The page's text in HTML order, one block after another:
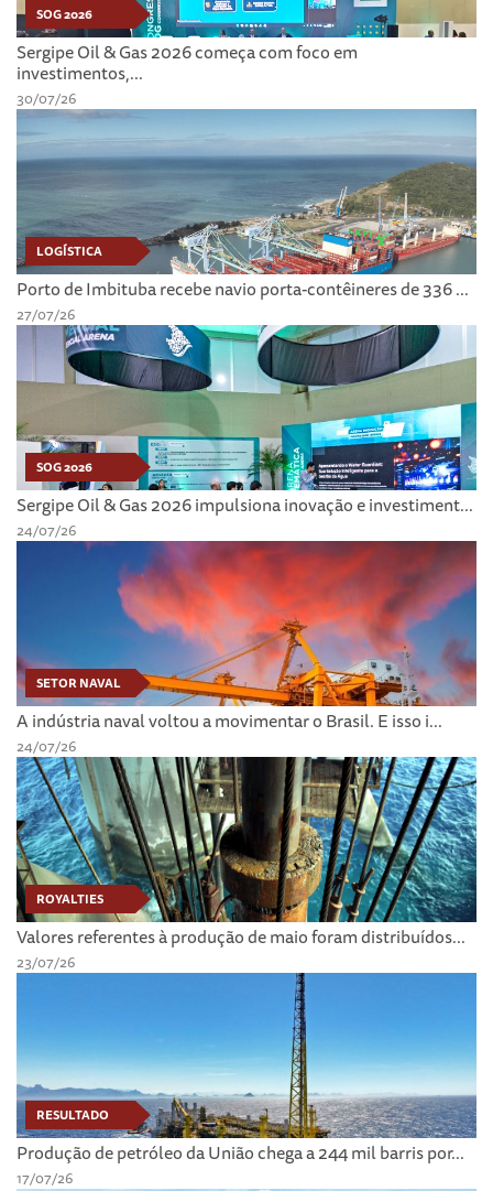
SOG 2026
Sergipe Oil & Gas 2026 começa com foco em
investimentos,...
30/07/26
LOGÍSTICA
Porto de Imbituba recebe navio porta-contêineres de 336 ...
27/07/26
SOG 2026
Sergipe Oil & Gas 2026 impulsiona inovação e investiment...
24/07/26
SETOR NAVAL
A indústria naval voltou a movimentar o Brasil. E isso i...
24/07/26
ROYALTIES
Valores referentes à produção de maio foram distribuídos...
23/07/26
RESULTADO
Produção de petróleo da União chega a 244 mil barris por...
17/07/26